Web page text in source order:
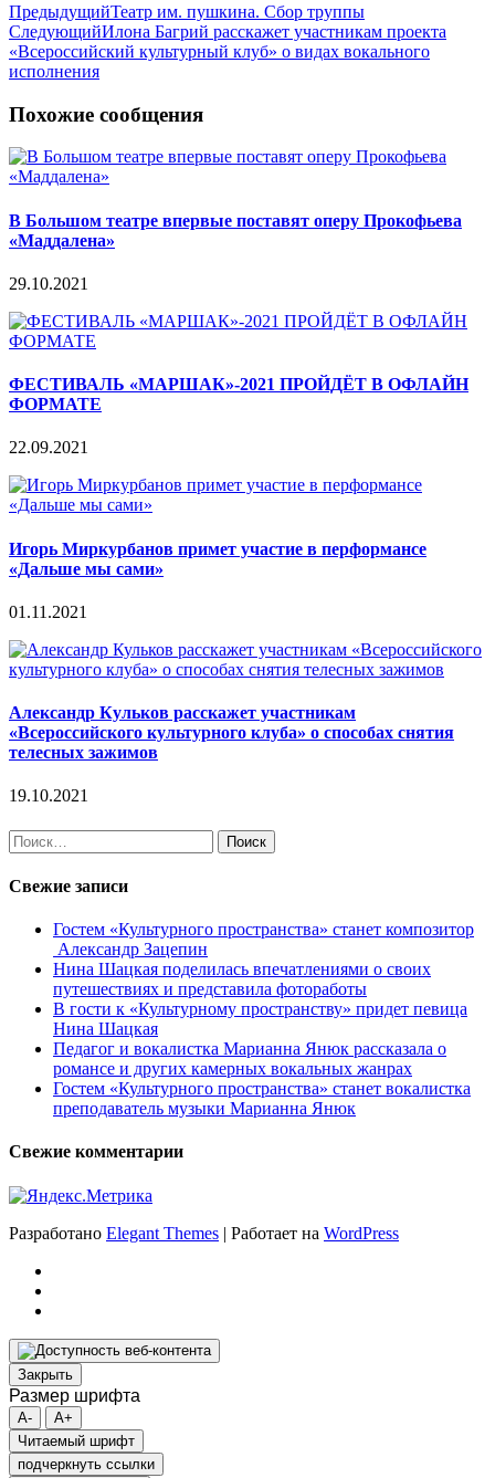
ПредыдущийТеатр им. пушкина. Сбор труппы
СледующийИлона Багрий расскажет участникам проекта
«Всероссийский культурный клуб» о видах вокального
исполнения
Похожие сообщения
В Большом театре впервые поставят оперу Прокофьева
«Маддалена»
29.10.2021
ФЕСТИВАЛЬ «МАРШАК»-2021 ПРОЙДЁТ В ОФЛАЙН
ФОРМАТЕ
22.09.2021
Игорь Миркурбанов примет участие в перформансе
«Дальше мы сами»
01.11.2021
Александр Кульков расскажет участникам
«Всероссийского культурного клуба» о способах снятия
телесных зажимов
19.10.2021
Найти:
Свежие записи
Гостем «Культурного пространства» станет композитор
Александр Зацепин
Нина Шацкая поделилась впечатлениями о своих
путешествиях и представила фотоработы
В гости к «Культурному пространству» придет певица
Нина Шацкая
Педагог и вокалистка Марианна Янюк рассказала о
романсе и других камерных вокальных жанрах
Гостем «Культурного пространства» станет вокалистка
преподаватель музыки Марианна Янюк
Свежие комментарии
Разработано Elegant Themes | Работает на WordPress
Закрыть
Размер шрифта
A-
A+
Читаемый шрифт
подчеркнуть ссылки